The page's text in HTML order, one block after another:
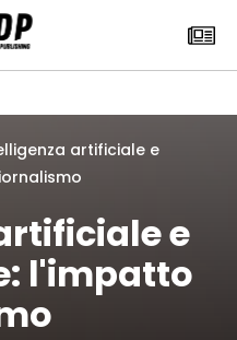
artificiale e
e
l'impatto